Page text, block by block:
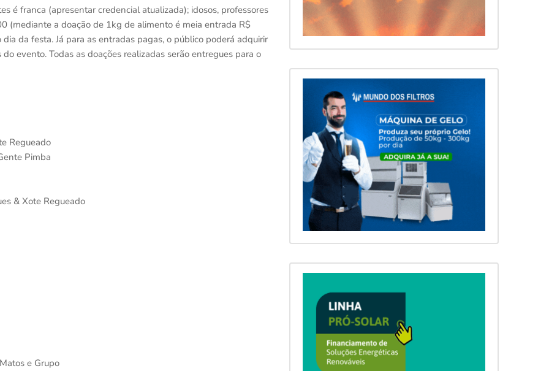
é franca (apresentar credencial atualizada); idosos, professores
(mediante a doação de 1kg de alimento é meia entrada R$
da festa. Já para as entradas pagas, o público poderá adquirir
evento. Todas as doações realizadas serão entregues para o
Regueado
Pimba
& Xote Regueado
e Grupo